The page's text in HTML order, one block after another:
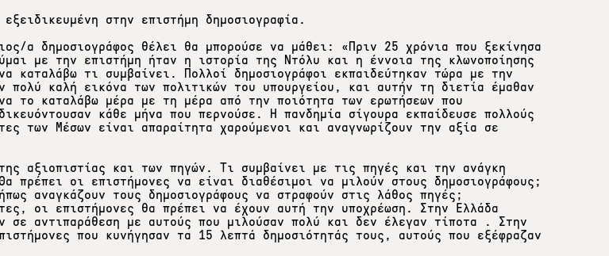
στην επιστήμη δημοσιογραφία.
α δημοσιογράφος θέλει θα μπορούσε να μάθει: «Πριν 25 χρόνια που ξεκίνησα
με την επιστήμη ήταν η ιστορία της Ντόλυ και η έννοια της κλωνοποίησης
καταλάβω τι συμβαίνει. Πολλοί δημοσιογράφοι εκπαιδεύτηκαν τώρα με την
πολύ καλή εικόνα των πολιτικών του υπουργείου, και αυτήν τη διετία έμαθαν
το καταλάβω μέρα με τη μέρα από την ποιότητα των ερωτήσεων που
κάθε μήνα που περνούσε. Η πανδημία σίγουρα εκπαίδευσε πολλούς
των Μέσων είναι απαραίτητα χαρούμενοι και αναγνωρίζουν την αξία σε
αξιοπιστίας και των πηγών. Τι συμβαίνει με τις πηγές και την ανάγκη
πρέπει οι επιστήμονες να είναι διαθέσιμοι να μιλούν στους δημοσιογράφους;
αναγκάζουν τους δημοσιογράφους να στραφούν στις λάθος πηγές;
οι επιστήμονες θα πρέπει να έχουν αυτή την υποχρέωση. Στην Ελλάδα
σε αντιπαράθεση με αυτούς που μιλούσαν πολύ και δεν έλεγαν τίποτα . Στην
που κυνήγησαν τα 15 λεπτά δημοσιότητάς τους, αυτούς που εξέφραζαν